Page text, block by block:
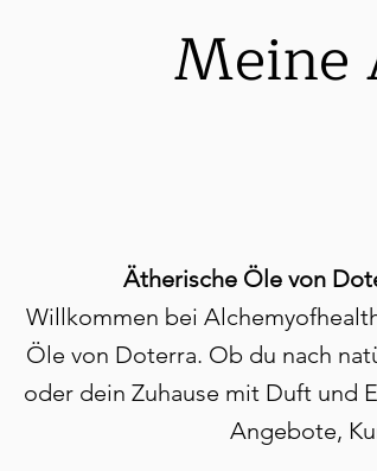
Ätherische Öle von
Willkommen bei
Öle von Doterra. Ob du nach
oder dein Zuhause mit Duft und
Angebote,